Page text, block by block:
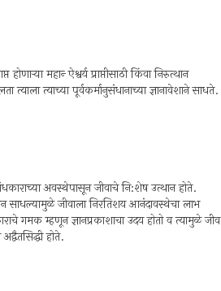
महान्‍ ऐश्वर्य प्राप्तीसाठी किंवा निरुत्थान
त्याला त्याच्या पूर्वकर्मानुसंधानाच्या ज्ञानावेशाने साधते.
अवस्थेपासून जीवाचे नि:शेष उत्थान होते.
साधल्यामुळे जीवाला निरतिशय आनंदावस्थेचा लाभ
गमक म्हणून ज्ञानप्रकाशाचा उदय होतो व त्यामुळे जीव
होते.